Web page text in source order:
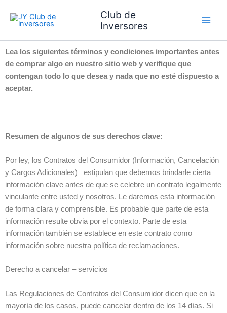
contenido
Club de
Inversores
Lea los siguientes términos y condiciones importantes antes
de comprar algo en nuestro sitio web y verifique que
contengan todo lo que desea y nada que no esté dispuesto a
aceptar.
Resumen de algunos de sus derechos clave:
Por ley, los Contratos del Consumidor (Información, Cancelación
y Cargos Adicionales) estipulan que debemos brindarle cierta
información clave antes de que se celebre un contrato legalmente
vinculante entre usted y nosotros. Le daremos esta información
de forma clara y comprensible. Es probable que parte de esta
información resulte obvia por el contexto. Parte de esta
información también se establece en este contrato como
información sobre nuestra política de reclamaciones.
Derecho a cancelar – servicios
Las Regulaciones de Contratos del Consumidor dicen que en la
mayoría de los casos, puede cancelar dentro de los 14 días. Si